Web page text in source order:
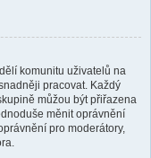
komunitu uživatelů na
pracovat. Každý
můžou být přiřazena
měnit oprávnění
pro moderátory,